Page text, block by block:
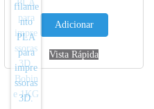
through 23.80€
Adicionar
Vista Rápida